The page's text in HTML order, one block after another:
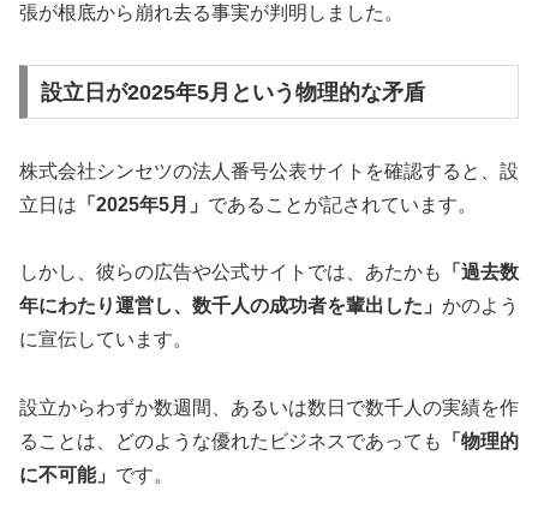
張が根底から崩れ去る事実が判明しました。
設立日が2025年5月という物理的な矛盾
株式会社シンセツの法人番号公表サイトを確認すると、設
立日は 「2025年5月」 であることが記されています。
しかし、彼らの広告や公式サイトでは、あたかも
「過去数
年にわたり運営し、数千人の成功者を輩出した」 かのよう
に宣伝しています。
設立からわずか数週間、あるいは数日で数千人の実績を作
ることは、どのような優れたビジネスであっても
「物理的
に不可能」 です。